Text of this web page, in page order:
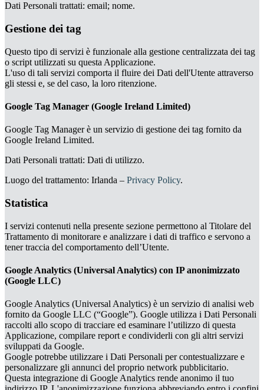
Dati Personali trattati: email; nome.
Gestione dei tag
Questo tipo di servizi è funzionale alla gestione centralizzata dei tag
o script utilizzati su questa Applicazione.
L'uso di tali servizi comporta il fluire dei Dati dell'Utente attraverso
gli stessi e, se del caso, la loro ritenzione.
Google Tag Manager (Google Ireland Limited)
Google Tag Manager è un servizio di gestione dei tag fornito da
Google Ireland Limited.
Dati Personali trattati: Dati di utilizzo.
Luogo del trattamento: Irlanda – Privacy Policy.
Statistica
I servizi contenuti nella presente sezione permettono al Titolare del
Trattamento di monitorare e analizzare i dati di traffico e servono a
tener traccia del comportamento dell’Utente.
Google Analytics (Universal Analytics) con IP anonimizzato
(Google LLC)
Google Analytics (Universal Analytics) è un servizio di analisi web
fornito da Google LLC (“Google”). Google utilizza i Dati Personali
raccolti allo scopo di tracciare ed esaminare l’utilizzo di questa
Applicazione, compilare report e condividerli con gli altri servizi
sviluppati da Google.
Google potrebbe utilizzare i Dati Personali per contestualizzare e
personalizzare gli annunci del proprio network pubblicitario.
Questa integrazione di Google Analytics rende anonimo il tuo